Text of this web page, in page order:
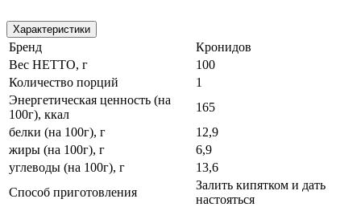
Характеристики
Бренд
Кронидов
Вес НЕТТО, г
100
Количество порций
1
Энергетическая ценность (на
100г), ккал
165
белки (на 100г), г
12,9
жиры (на 100г), г
6,9
углеводы (на 100г), г
13,6
Способ приготовления
Залить кипятком и дать
настояться